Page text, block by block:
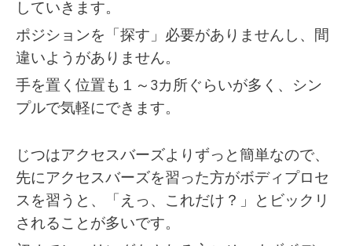
していきます。
ポジションを「探す」必要がありませんし、間
違いようがありません。
手を置く位置も１～3カ所ぐらいが多く、シン
プルで気軽にできます。
じつはアクセスバーズよりずっと簡単なので、
先にアクセスバーズを習った方がボディプロセ
スを習うと、「えっ、これだけ？」とビックリ
されることが多いです。